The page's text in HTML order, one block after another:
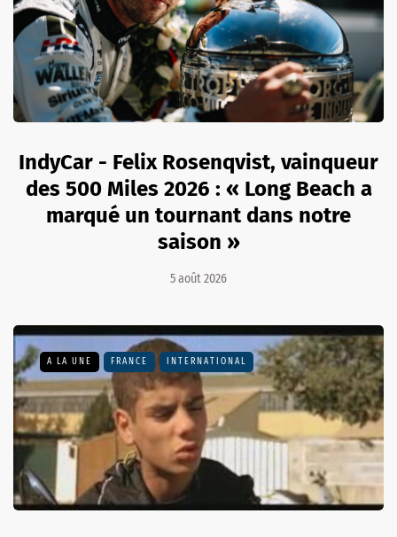
IndyCar - Felix Rosenqvist, vainqueur
des 500 Miles 2026 : « Long Beach a
marqué un tournant dans notre
saison »
5 août 2026
A LA UNE FRANCE INTERNATIONAL